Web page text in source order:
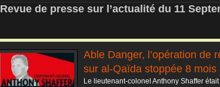
REOPEN911 – NEWS
Revue de presse sur l’actualité du 11
Able Danger, l’opération de
sur al-Qaïda stoppée 8 mois
Le lieutenant-colonel Anthony Shaffer